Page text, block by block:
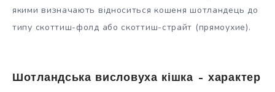
якими визначають відноситься кошеня шотландець до
типу скоттиш-фолд або скоттиш-страйт (прямоухие).
Шотландська висловуха кішка – характер